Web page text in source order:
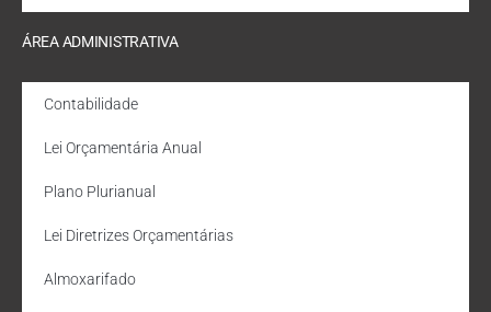
ÁREA ADMINISTRATIVA
Contabilidade
Lei Orçamentária Anual
Plano Plurianual
Lei Diretrizes Orçamentárias
Almoxarifado